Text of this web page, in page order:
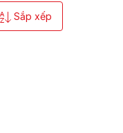
Sắp xếp